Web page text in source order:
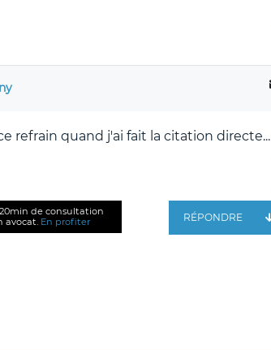
refrain quand j'ai fait la citation directe...
de consultation
avocat. En profiter RÉPONDRE